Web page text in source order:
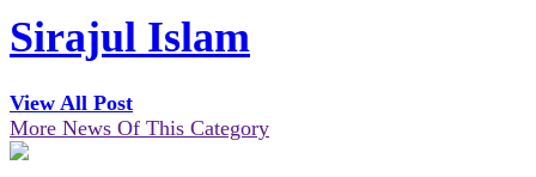
Sirajul Islam
View All Post
More News Of This Category